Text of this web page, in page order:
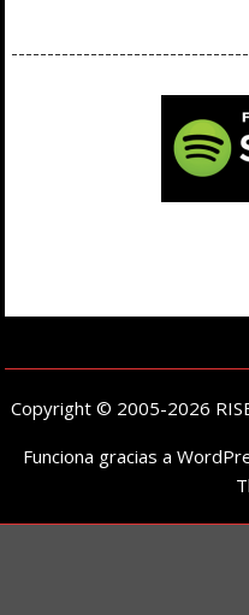
Copyright © 2005-2026
Funciona gracias a